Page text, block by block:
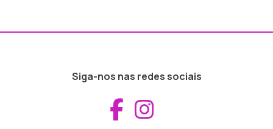
Siga-nos nas redes sociais
Aceder ao